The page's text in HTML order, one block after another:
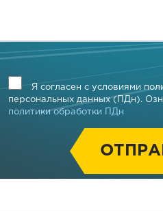
Я согласен с условиями
персональных данных (ПДн).
политики обработки ПДн